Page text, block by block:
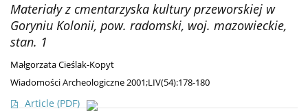
Materiały z cmentarzyska kultury przeworskiej w
Goryniu Kolonii, pow. radomski, woj. mazowieckie,
stan. 1
Małgorzata Cieślak-Kopyt
Wiadomości Archeologiczne 2001;LIV(54):178-180
Article (PDF)